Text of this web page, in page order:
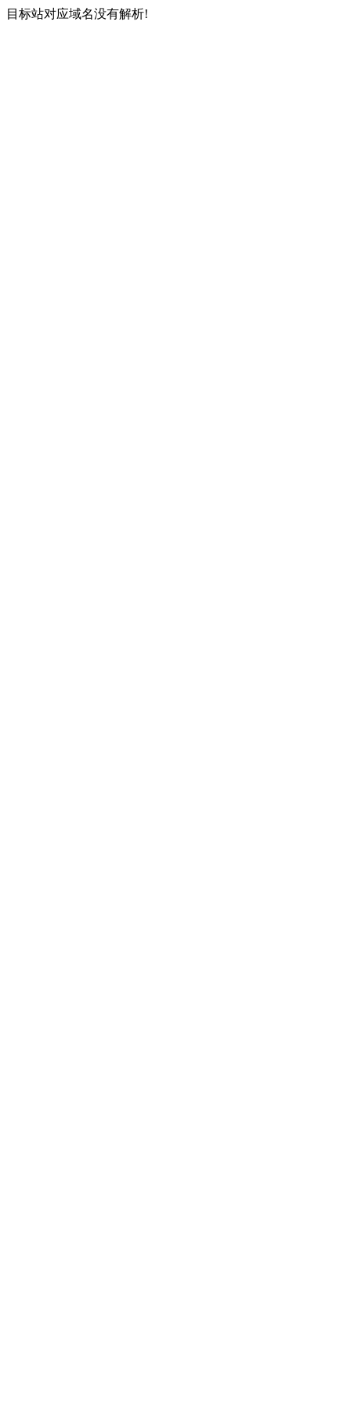
目标站对应域名没有解析!